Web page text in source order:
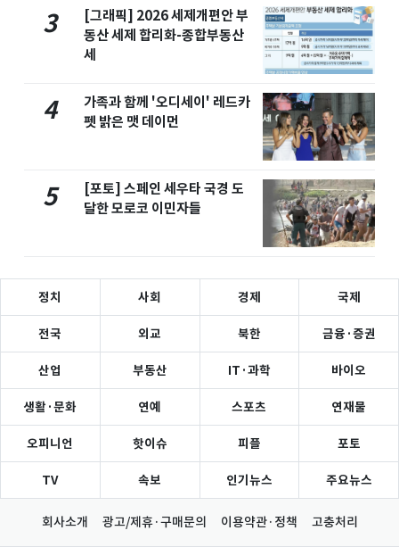
3
[그래픽] 2026 세제개편안 부
동산 세제 합리화-종합부동산
세
4
가족과 함께 '오디세이' 레드카
펫 밝은 맷 데이먼
5
[포토] 스페인 세우타 국경 도
달한 모로코 이민자들
정치 사회 경제 국제
전국 외교 북한 금융·증권
산업 부동산 IT·과학 바이오
생활·문화 연예 스포츠 연재물
오피니언 핫이슈 피플 포토
TV 속보 인기뉴스 주요뉴스
회사소개 광고/제휴·구매문의 이용약관·정책 고충처리